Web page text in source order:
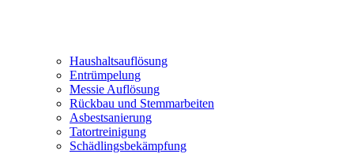
Haushaltsauflösung
Entrümpelung
Messie Auflösung
Rückbau und Stemmarbeiten
Asbestsanierung
Tatortreinigung
Schädlingsbekämpfung